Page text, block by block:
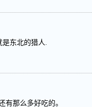
是东北的猎人.
有那么多好吃的。